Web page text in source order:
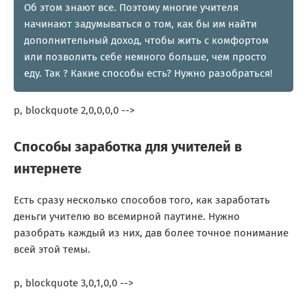
Об этом знают все. Поэтому многие учителя
начинают задумываться о том, как бы им найти
дополнительный доход, чтобы жить с комфортом
или позволить себе немного больше, чем просто
еду. Так ? Какие способы есть? Нужно разобраться!
p, blockquote 2,0,0,0,0 -->
Способы заработка для учителей в
интернете
Есть сразу несколько способов того, как заработать
деньги учителю во всемирной паутине. Нужно
разобрать каждый из них, дав более точное понимание
всей этой темы.
p, blockquote 3,0,1,0,0 -->